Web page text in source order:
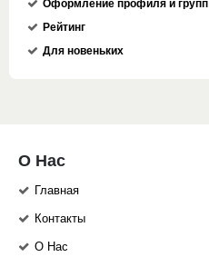
Оформление профиля и групп
Рейтинг
Для новеньких
О Нас
Главная
Контакты
О Нас